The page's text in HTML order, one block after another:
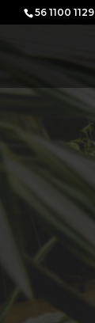
56 1100 1129